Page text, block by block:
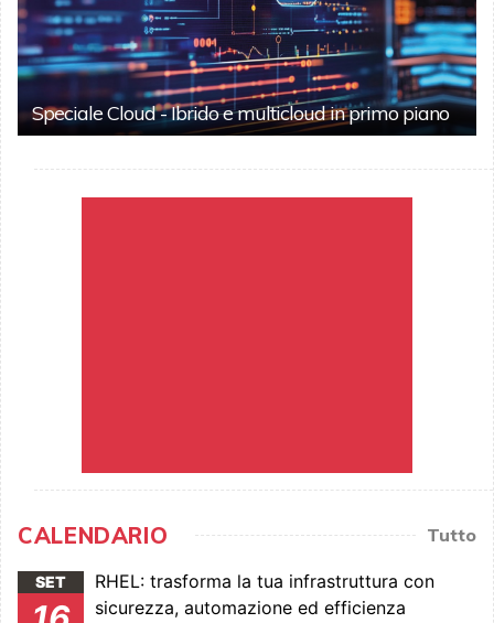
Speciale Cloud - Ibrido e multicloud in primo piano
CALENDARIO Tutto
SET
RHEL: trasforma la tua infrastruttura con
sicurezza, automazione ed efficienza